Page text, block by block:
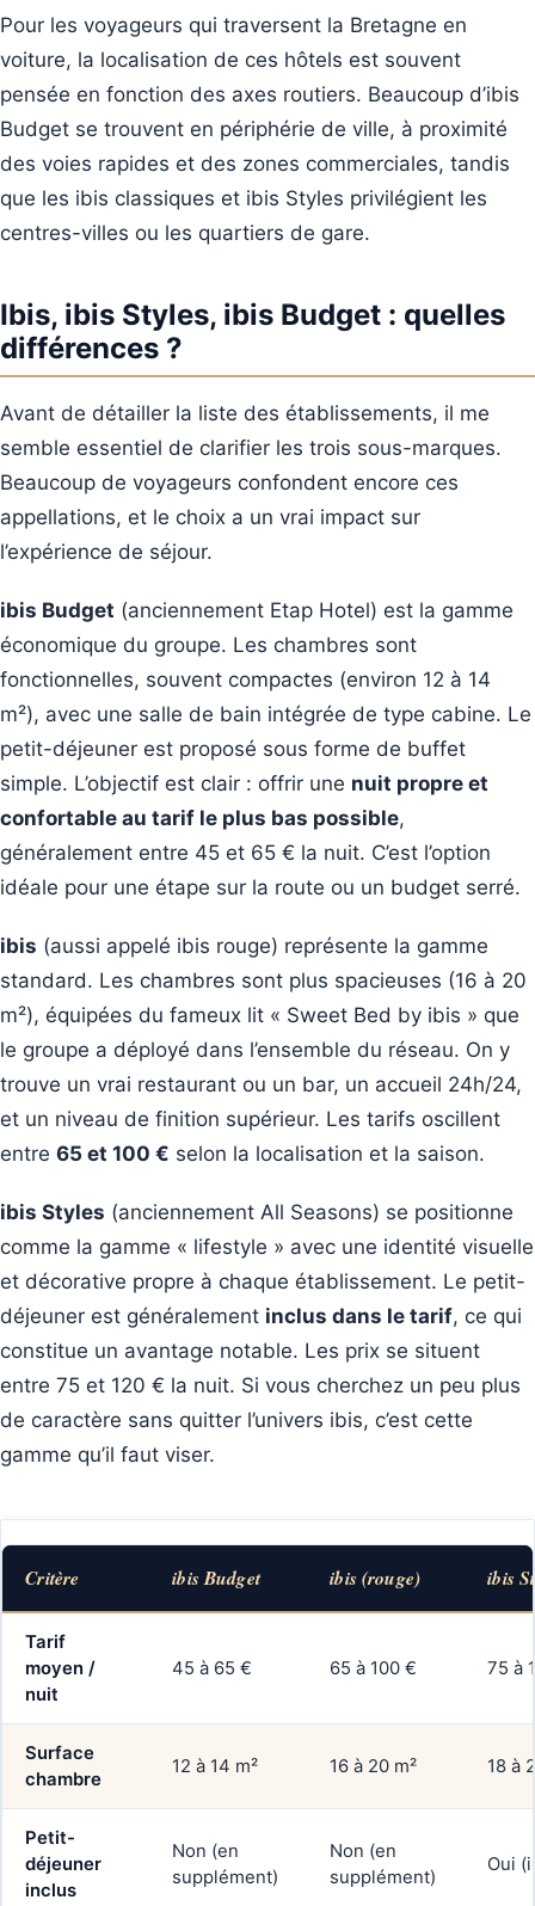
Pour les voyageurs qui traversent la Bretagne en
voiture, la localisation de ces hôtels est souvent
pensée en fonction des axes routiers. Beaucoup d’ibis
Budget se trouvent en périphérie de ville, à proximité
des voies rapides et des zones commerciales, tandis
que les ibis classiques et ibis Styles privilégient les
centres-villes ou les quartiers de gare.
Ibis, ibis Styles, ibis Budget : quelles
différences ?
Avant de détailler la liste des établissements, il me
semble essentiel de clarifier les trois sous-marques.
Beaucoup de voyageurs confondent encore ces
appellations, et le choix a un vrai impact sur
l’expérience de séjour.
ibis Budget (anciennement Etap Hotel) est la gamme
économique du groupe. Les chambres sont
fonctionnelles, souvent compactes (environ 12 à 14
m²), avec une salle de bain intégrée de type cabine. Le
petit-déjeuner est proposé sous forme de buffet
simple. L’objectif est clair : offrir une nuit propre et
confortable au tarif le plus bas possible,
généralement entre 45 et 65 € la nuit. C’est l’option
idéale pour une étape sur la route ou un budget serré.
ibis (aussi appelé ibis rouge) représente la gamme
standard. Les chambres sont plus spacieuses (16 à 20
m²), équipées du fameux lit « Sweet Bed by ibis » que
le groupe a déployé dans l’ensemble du réseau. On y
trouve un vrai restaurant ou un bar, un accueil 24h/24,
et un niveau de finition supérieur. Les tarifs oscillent
entre 65 et 100 € selon la localisation et la saison.
ibis Styles (anciennement All Seasons) se positionne
comme la gamme « lifestyle » avec une identité visuelle
et décorative propre à chaque établissement. Le petit-
déjeuner est généralement inclus dans le tarif, ce qui
constitue un avantage notable. Les prix se situent
entre 75 et 120 € la nuit. Si vous cherchez un peu plus
de caractère sans quitter l’univers ibis, c’est cette
gamme qu’il faut viser.
Critère ibis Budget ibis (rouge) ibis
Tarif
moyen /
nuit
45 à 65 € 65 à 100 € 75 à
Surface
chambre
12 à 14 m² 16 à 20 m² 18 à
Petit-
déjeuner
inclus
Non (en
supplément)
Non (en
supplément)
Oui